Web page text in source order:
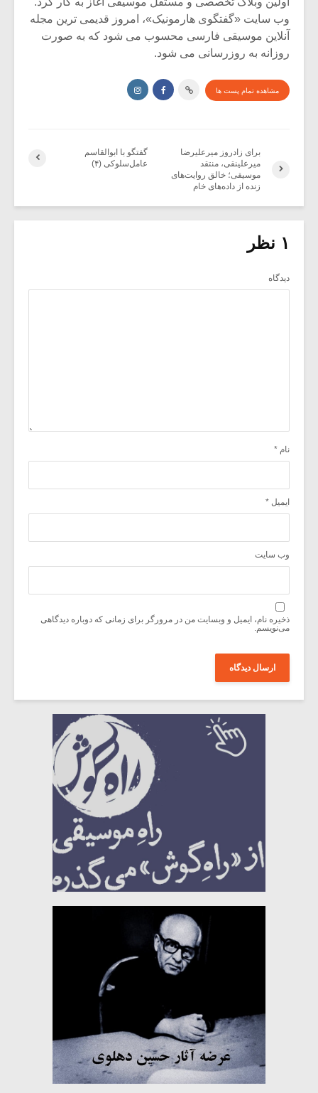
وب سایت «گفتگوی هارمونیک»، امروز قدیمی ترین مجله
آنلاین موسیقی فارسی محسوب می شود که به صورت
روزانه به روزرسانی می شود.
مشاهده تمام پست ها
گفتگو با ابوالقاسم
عامل‌سلوکی (۴)
برای زادروز میرعلیرضا
میرعلینقی، منتقد
موسیقی؛ خالق روایت‌های
زنده از داده‌های خام
۱ نظر
دیدگاه
نام *
ایمیل *
وب‌ سایت
ذخیره نام، ایمیل و وبسایت من در مرورگر برای زمانی که دوباره دیدگاهی
می‌نویسم.